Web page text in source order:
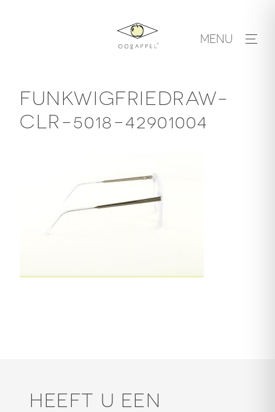
MENU
FUNKWIGFRIEDRAW-
CLR-5018-42901004
HEEFT U EEN